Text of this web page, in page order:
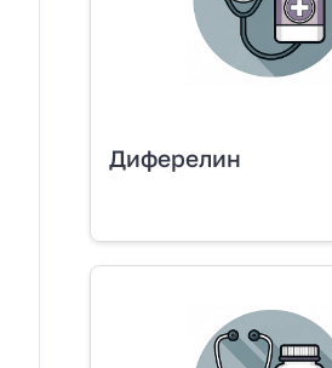
Диферелин